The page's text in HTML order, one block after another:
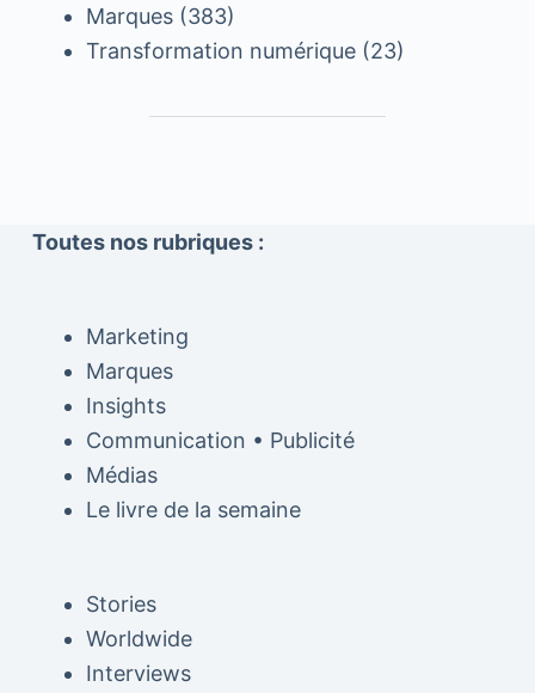
Marques(383)
Transformation numérique(23)
Toutes nos rubriques :
Marketing
Marques
Insights
Communication • Publicité
Médias
Le livre de la semaine
Stories
Worldwide
Interviews